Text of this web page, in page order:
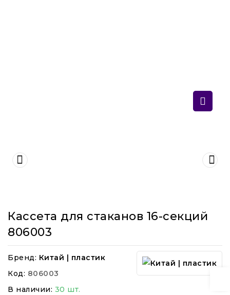
Кассета для стаканов 16-секций
806003
Бренд: Китай | пластик
Код: 806003
В наличии: 30 шт.